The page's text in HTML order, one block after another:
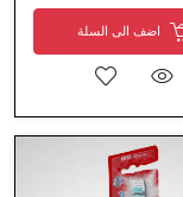
اضف الى السلة